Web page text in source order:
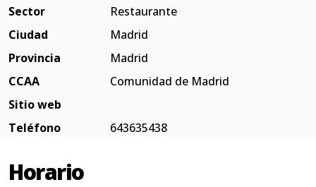
Sector
Restaurante
Ciudad
Madrid
Provincia
Madrid
CCAA
Comunidad de Madrid
Sitio web
Teléfono
643635438
Horario